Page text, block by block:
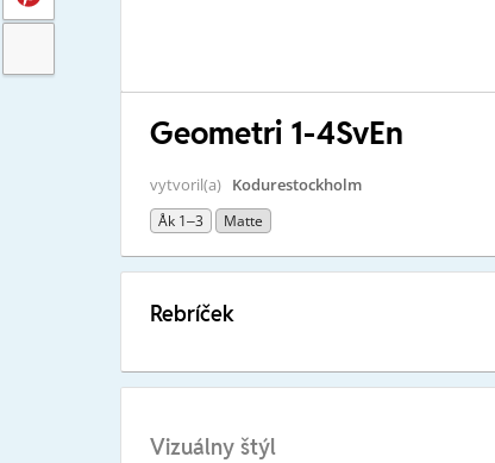
Geometri 1-4SvEn
vytvoril(a) Kodurestockholm
Åk 1–3 Matte
Rebríček
Vizuálny štýl